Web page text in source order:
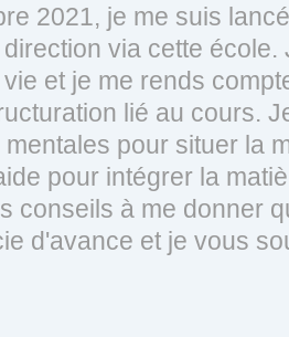
2021, je me suis
via cette école.
et je me rends
lié au cours.
pour situer la
pour intégrer la
conseils à me donner
d'avance et je vous